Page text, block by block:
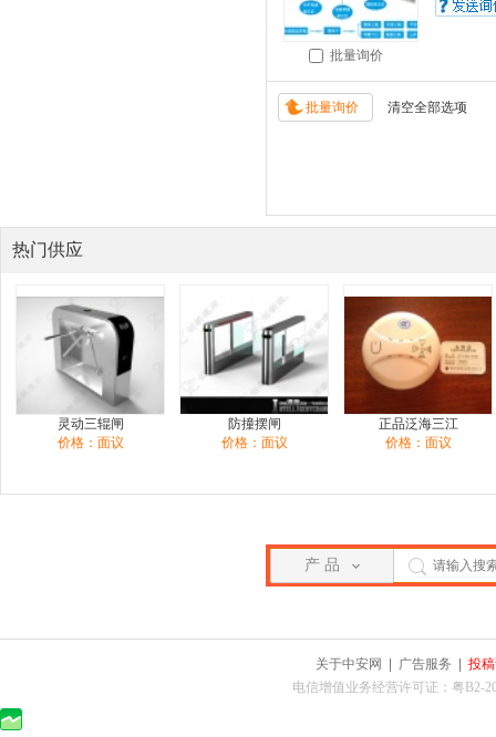
批量询价
热门供应
灵动三辊闸
价格：面议
防撞摆闸
价格：面议
正品泛海三江
价格：面议
产 品
关于中安网 广告服务
投
电信增值业务经营许可证：粤